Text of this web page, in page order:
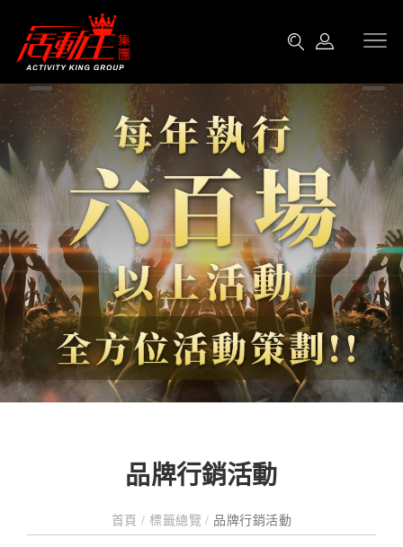
品牌行銷活動
首頁/ 標籤總覽/ 品牌行銷活動